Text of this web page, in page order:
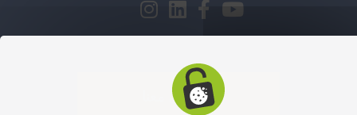
للتواصل معنا